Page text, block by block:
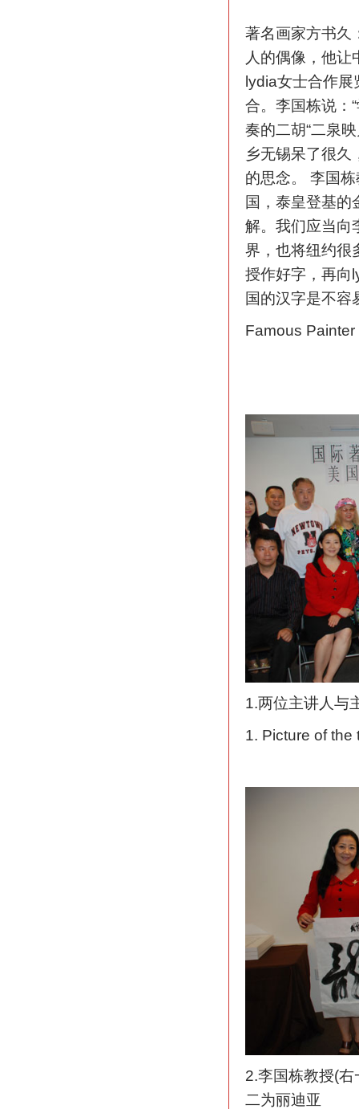
著名画家方书久
人的偶像，他
lydia女士合作展
合。李国栋说：
奏的二胡“二泉
乡无锡呆了很
的思念。 李国
国，泰皇登基
解。我们应当向
界，也将纽约很
授作好字，再向
国的汉字是不容
Famous
1.两位主讲人与
1. Picture of
2.李国栋教授(右
二为丽迪亚